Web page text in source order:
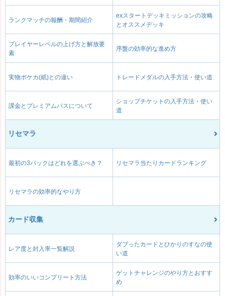
ランクマッチの報酬・期間紹介
exスタートデッキミッションの攻略
とオススメデッキ
プレイヤーレベルの上げ方と解放要
素
序盤の効率的な進め方
実物ポケカ(紙)との違い トレードメダルの入手方法・使い道
課金とプレミアムパスについて
ショップチケットの入手方法・使い
道
リセマラ
最初の3パックはどれを選ぶべき？ リセマラ当たりカードランキング
リセマラの効率的なやり方
カード収集
レア度と封入率一覧解説
ダブったカードとひかりのすなの使
い道
効率のいいコンプリート方法
ゲットチャレンジのやり方とおすす
め